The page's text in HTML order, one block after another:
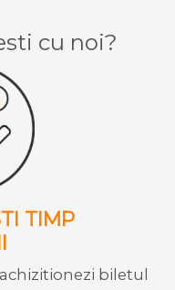
cu noi?
TIMP
biletul